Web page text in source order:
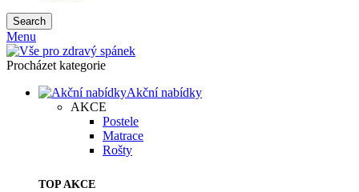
Search
Menu
Procházet kategorie
Akční nabídky
AKCE
Postele
Matrace
Rošty
TOP AKCE